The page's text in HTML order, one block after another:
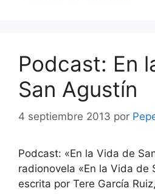
Podcast: En
San Agustín
4 septiembre 2013 por
Podcast: «En la Vida de
radionovela «En la Vida de
escrita por Tere García